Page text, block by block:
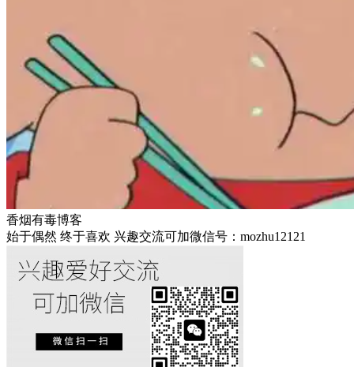
香烟有毒博客
始于偶然 终于喜欢 兴趣交流可加微信号：mozhu12121